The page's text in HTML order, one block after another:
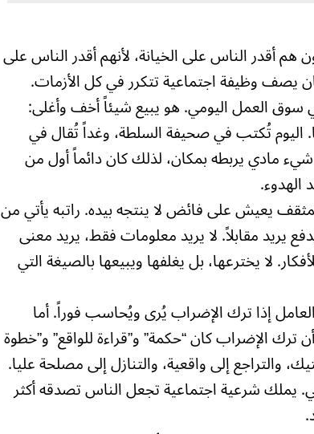
أقدر الناس على الخيانة، لأنهم أقدر الناس على
يصف وظيفة اجتماعية تتكرر في كل الأزمات.
سوق العمل اليومي. هو يبيع شيئاً أخف وأغلى:
اليوم تُكتب في صحيفة السلطة، وغداً تُقال في
مادي يربطه بمكان، لذلك كان دائماً أول من
الهدوء.
يعيش على فائض لا ينتجه بيده. راتبه يأتي من
يريد مقابلاً. لا يريد معلومات فقط، يريد معنى
لا يخترعها، بل يغلفها ويبيعها بالصيغة التي
إذا ترك الإضراب يُرى ويُحاسب فوراً. أما
الإضراب كان “حكمة” و”قراءة للواقع” و”خطوة
والتراجع إلى واقعية، والتنازل إلى مصلحة عليا.
يملك شرعية اجتماعية تجعل الناس تصدقه أكثر